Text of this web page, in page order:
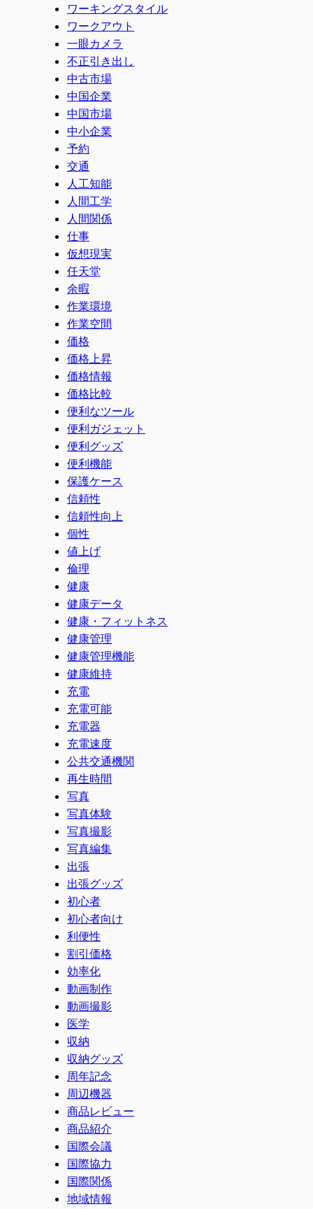
ワーキングスタイル
ワークアウト
一眼カメラ
不正引き出し
中古市場
中国企業
中国市場
中小企業
予約
交通
人工知能
人間工学
人間関係
仕事
仮想現実
任天堂
余暇
作業環境
作業空間
価格
価格上昇
価格情報
価格比較
便利なツール
便利ガジェット
便利グッズ
便利機能
保護ケース
信頼性
信頼性向上
個性
値上げ
倫理
健康
健康データ
健康・フィットネス
健康管理
健康管理機能
健康維持
充電
充電可能
充電器
充電速度
公共交通機関
再生時間
写真
写真体験
写真撮影
写真編集
出張
出張グッズ
初心者
初心者向け
利便性
割引価格
効率化
動画制作
動画撮影
医学
収納
収納グッズ
周年記念
周辺機器
商品レビュー
商品紹介
国際会議
国際協力
国際関係
地域情報